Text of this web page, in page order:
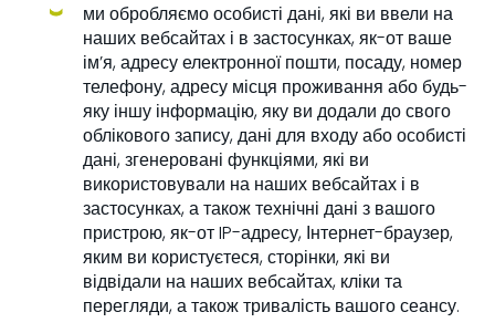
ми обробляємо особисті дані, які ви ввели на
наших вебсайтах і в застосунках, як-от ваше
ім’я, адресу електронної пошти, посаду, номер
телефону, адресу місця проживання або будь-
яку іншу інформацію, яку ви додали до свого
облікового запису, дані для входу або особисті
дані, згенеровані функціями, які ви
використовували на наших вебсайтах і в
застосунках, а також технічні дані з вашого
пристрою, як-от IP-адресу, Інтернет-браузер,
яким ви користуєтеся, сторінки, які ви
відвідали на наших вебсайтах, кліки та
перегляди, а також тривалість вашого сеансу.